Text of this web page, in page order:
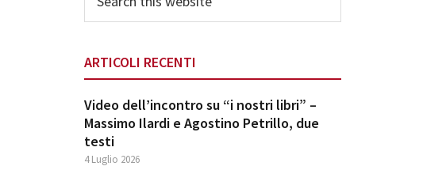
this
ARTICOLI RECENTI
Video dell’incontro su “i nostri libri” –
Massimo Ilardi e Agostino Petrillo, due
testi
4 Luglio 2026